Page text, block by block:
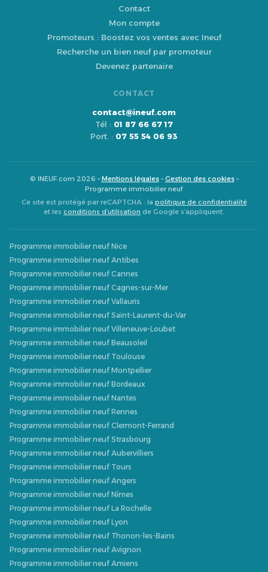
Contact
Mon compte
Promoteurs : Boostez vos ventes avec Ineuf
Recherche un bien neuf par promoteur
Devenez partenaire
CONTACT
contact@ineuf.com
Tél : 01 87 66 67 17
Port. : 07 55 54 06 93
© INEUF.com 2026 –Mentions légales–Gestion des cookies–
Programme immobilier neuf
Ce site est protégé par reCAPTCHA : la politique de confidentialité
et les conditions d’utilisation de Google s’appliquent.
Programme immobilier neuf Nice
Programme immobilier neuf Antibes
Programme immobilier neuf Cannes
Programme immobilier neuf Cagnes-sur-Mer
Programme immobilier neuf Vallauris
Programme immobilier neuf Saint-Laurent-du-Var
Programme immobilier neuf Villeneuve-Loubet
Programme immobilier neuf Beausoleil
Programme immobilier neuf Toulouse
Programme immobilier neuf Montpellier
Programme immobilier neuf Bordeaux
Programme immobilier neuf Nantes
Programme immobilier neuf Rennes
Programme immobilier neuf Clermont-Ferrand
Programme immobilier neuf Strasbourg
Programme immobilier neuf Aubervilliers
Programme immobilier neuf Tours
Programme immobilier neuf Angers
Programme immobilier neuf Nîmes
Programme immobilier neuf La Rochelle
Programme immobilier neuf Lyon
Programme immobilier neuf Thonon-les-Bains
Programme immobilier neuf Avignon
Programme immobilier neuf Amiens